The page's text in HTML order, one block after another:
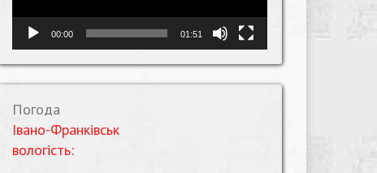
00:00 01:51
Погода
Івано-Франківськ
вологість: